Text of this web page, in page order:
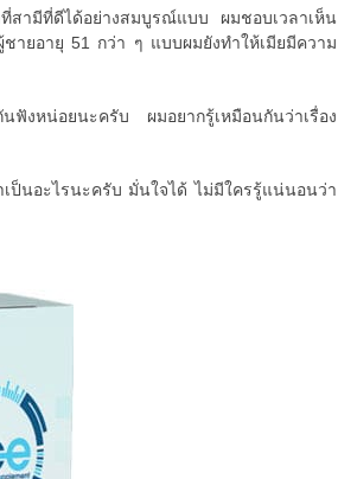
สามีที่ดีได้อย่างสมบูรณ์แบบ ผมชอบเวลาเห็น
ายอายุ 51 กว่า ๆ แบบผมยังทำให้เมียมีความ
ฟังหน่อยนะครับ ผมอยากรู้เหมือนกันว่าเรื่อง
ป็นอะไรนะครับ มั่นใจได้ ไม่มีใครรู้แน่นอนว่า